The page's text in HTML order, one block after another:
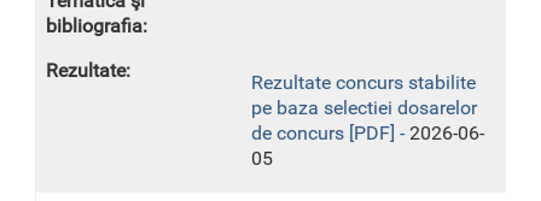
Rezultate concurs stabilite
pe baza selectiei dosarelor
de concurs [PDF] - 2026-06-
05